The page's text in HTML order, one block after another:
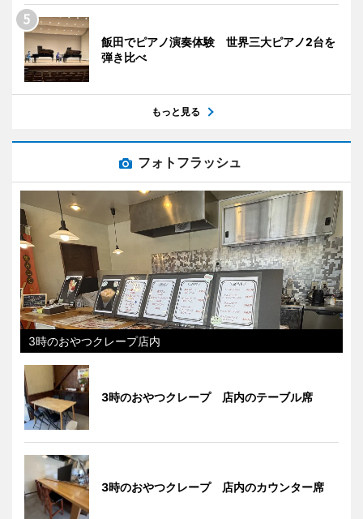
飯田でピアノ演奏体験 世界三大ピアノ2台を
弾き比べ
もっと見る
フォトフラッシュ
3時のおやつクレープ店内
3時のおやつクレープ 店内のテーブル席
3時のおやつクレープ 店内のカウンター席